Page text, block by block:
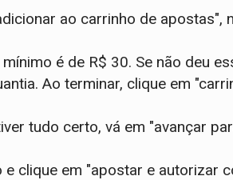
ao carrinho de apostas",
é de R$ 30. Se não deu
Ao terminar, clique em
tudo certo, vá em "avançar
clique em "apostar e autorizar